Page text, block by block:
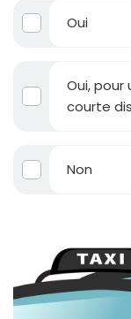
Oui
Oui,
courte
Non